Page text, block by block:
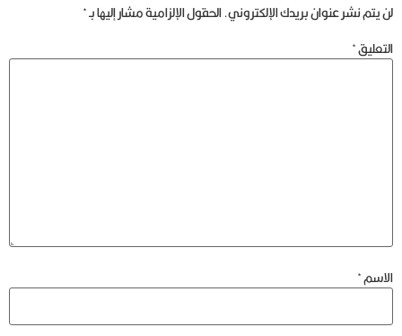
لن يتم نشر عنوان بريدك الإلكتروني.الحقول الإلزامية مشار إليها بـ*
التعليق*
الاسم*